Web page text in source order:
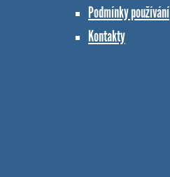
Podmínky používání
Kontakty